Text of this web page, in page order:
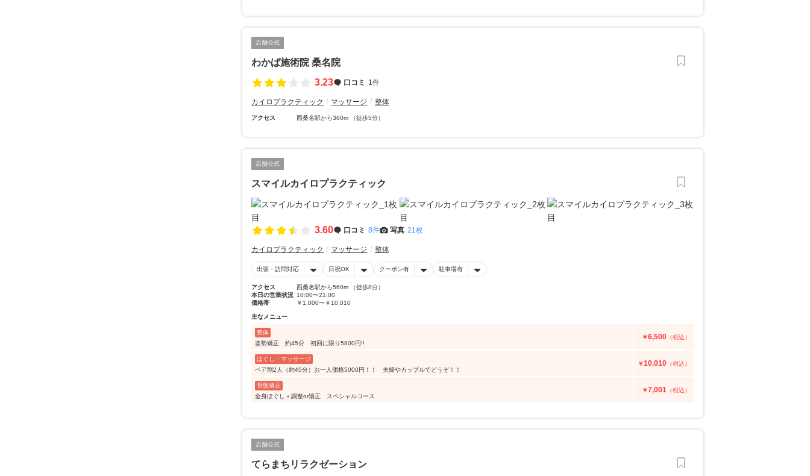
店舗公式
わかば施術院 桑名院
3.23
口コミ 1件
カイロプラクティック マッサージ 整体
アクセス 西桑名駅から360m （徒歩5分）
店舗公式
スマイルカイロプラクティック
3.60 口コミ 8件 写真 21枚
カイロプラクティック マッサージ 整体
出張・訪問対応 日祝OK クーポン有 駐車場有
アクセス
西桑名駅から560m （徒歩8分）
本日の営業状況 10:00〜21:00
価格帯
￥1,000〜￥10,010
主なメニュー
整体
姿勢矯正 約45分 初回に限り5800円!!
￥6,500 （税込）
ほぐし・マッサージ
ペア割2人（約45分）お一人価格5000円！！ 夫婦やカップルでどうぞ！！
￥10,010 （税込）
骨盤矯正
全身ほぐし＋調整or矯正 スペシャルコース
￥7,001 （税込）
店舗公式
てらまちリラクゼーション